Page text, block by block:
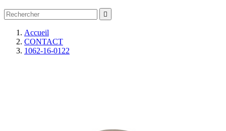

Accueil
CONTACT
1062-16-0122